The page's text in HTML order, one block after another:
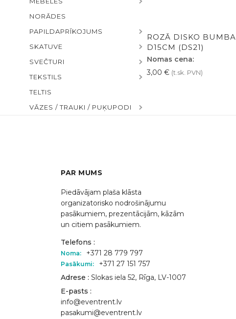
NORĀDES
PAPILDAPRĪKOJUMS
SKATUVE
SVEČTURI
TEKSTILS
TELTIS
VĀZES / TRAUKI / PUĶUPODI
ROZĀ DISKO BUMBA
D15CM (DS21)
Nomas cena:
3,00 € (t.sk. PVN)
PAR MUMS
Piedāvājam plaša klāsta
organizatorisko nodrošinājumu
pasākumiem, prezentācijām, kāzām
un citiem pasākumiem.
Telefons :
Noma: +371 28 779 797
Pasākumi:
+371 27 151 757
Adrese : Slokas iela 52, Rīga, LV-1007
E-pasts :
info@eventrent.lv
pasakumi@eventrent.lv